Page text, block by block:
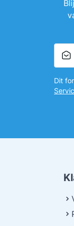
Dit